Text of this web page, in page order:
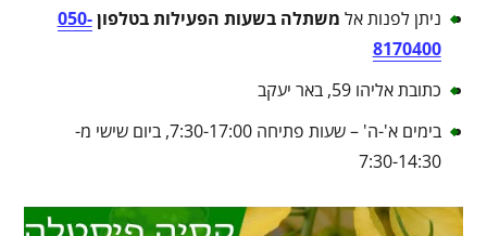
ניתן לפנות אל משתלה בשעות הפעילות בטלפון050-
8170400
כתובת אליהו 59, באר יעקב
בימים א'-ה' – שעות פתיחה 7:30-17:00, ביום שישי מ-
7:30-14:30